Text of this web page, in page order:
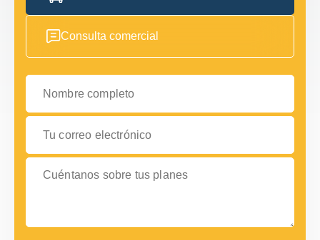
Consulta comercial
Nombre completo
Tu correo electrónico
Cuéntanos sobre tus planes